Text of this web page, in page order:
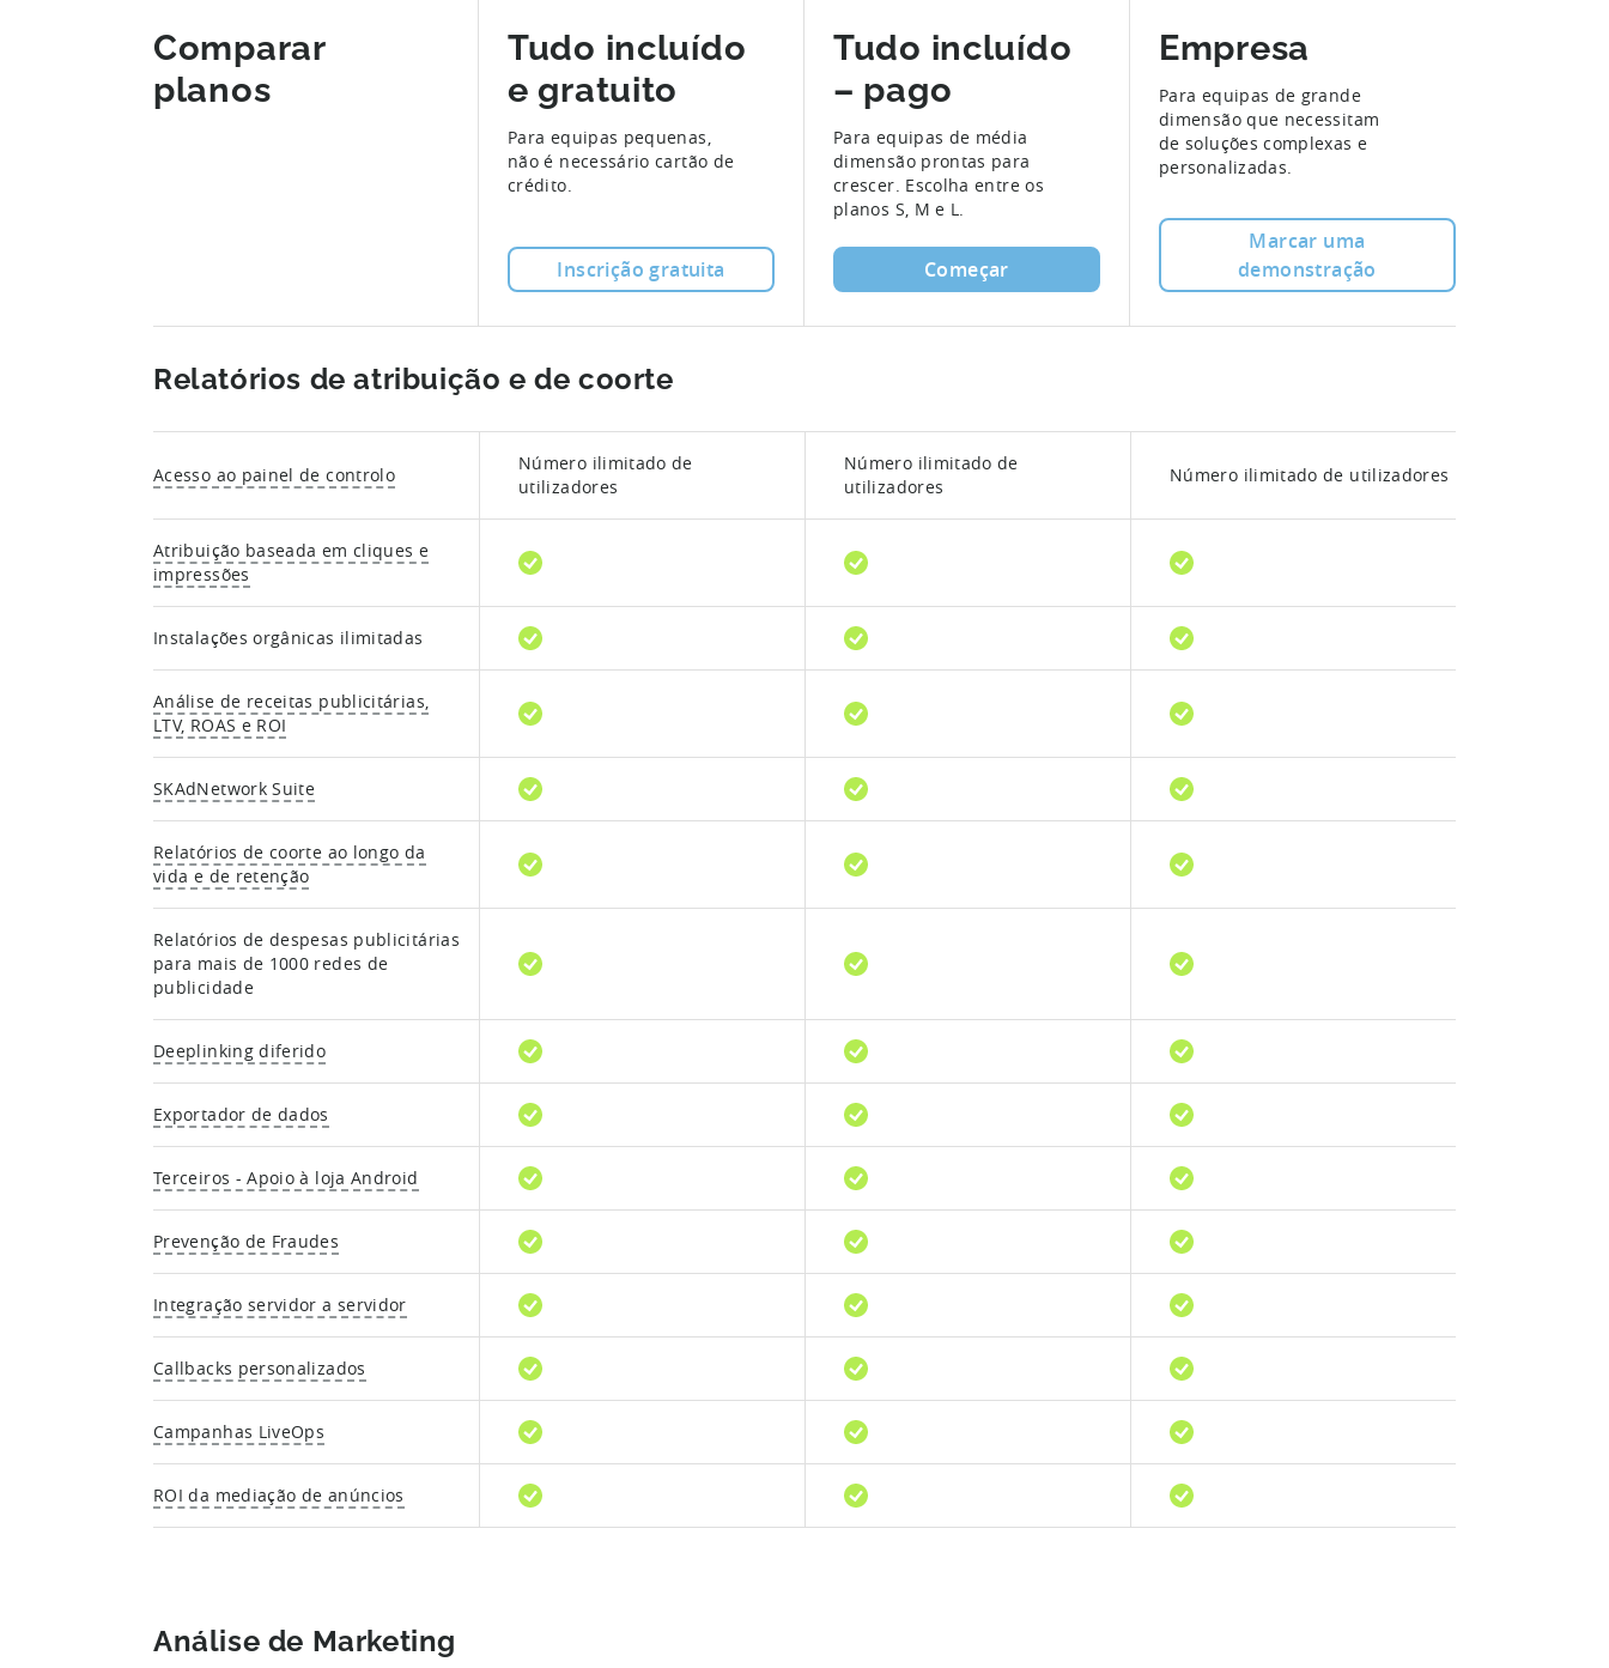
Comparar
planos
Tudo incluído
e gratuito
Para equipas pequenas,
não é necessário cartão de
crédito.
Inscrição gratuita
Tudo incluído
– pago
Para equipas de média
dimensão prontas para
crescer. Escolha entre os
planos S, M e L.
Começar
Empresa
Para equipas de grande
dimensão que necessitam
de soluções complexas e
personalizadas.
Marcar uma
demonstração
Relatórios de atribuição e de coorte
Acesso ao painel de controlo
Número ilimitado de
utilizadores
Número ilimitado de
utilizadores
Número ilimitado de utilizadores
Atribuição baseada em cliques e
impressões
Instalações orgânicas ilimitadas
Análise de receitas publicitárias,
LTV, ROAS e ROI
SKAdNetwork Suite
Relatórios de coorte ao longo da
vida e de retenção
Relatórios de despesas publicitárias
para mais de 1000 redes de
publicidade
Deeplinking diferido
Exportador de dados
Terceiros - Apoio à loja Android
Prevenção de Fraudes
Integração servidor a servidor
Callbacks personalizados
Campanhas LiveOps
ROI da mediação de anúncios
Análise de Marketing